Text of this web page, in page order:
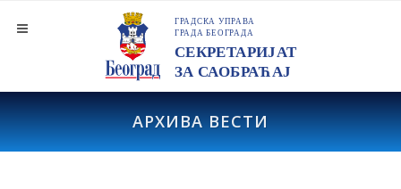
АРХИВА ВЕСТИ